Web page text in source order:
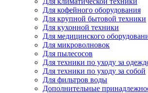
Принтеры матричные
Мфу лазерные
Мфу струйные
Мфу светодиодные
Портативные принтеры
Принтеры для печати
Копировальные аппараты
Сканеры
Плоттеры
Ламинаторы
Для кофейного оборудования
Для крупной бытовой техники
Для кухонной техники
Для медицинского
Для микроволновок
Для пылесосов
Для техники по уходу за
Для техники по уходу за собой
Для фильтров воды
Дополнительные